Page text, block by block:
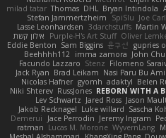
milad tatar Thomas DHL Bryan Intindola
Stefan Jammertzheim
SpiSlu Joe
Lasse Leonhardsen 3darchstuffs Martin
אילון קשת
Purple-H's Art Stuff Oliver
Eddie Benton Sam Biggins 윤구선 gupries
Beehhhh112 imma zamora John
Facundo Lazzaro Stenz Filomeno
Jack Ryan Brad Leikam Nasi Paru Bu
Nicolas Hafner gyomh adaktyl Belen
Niki Shterev RussJones REBORN WITH A
Lev Schwartz Jared Ross Jason
Jakob Recknagel Luke willard Sascha
Demerui
Jace Perrodin Jeremy Ingram
ratman Lucas M. Morone WyvernLang